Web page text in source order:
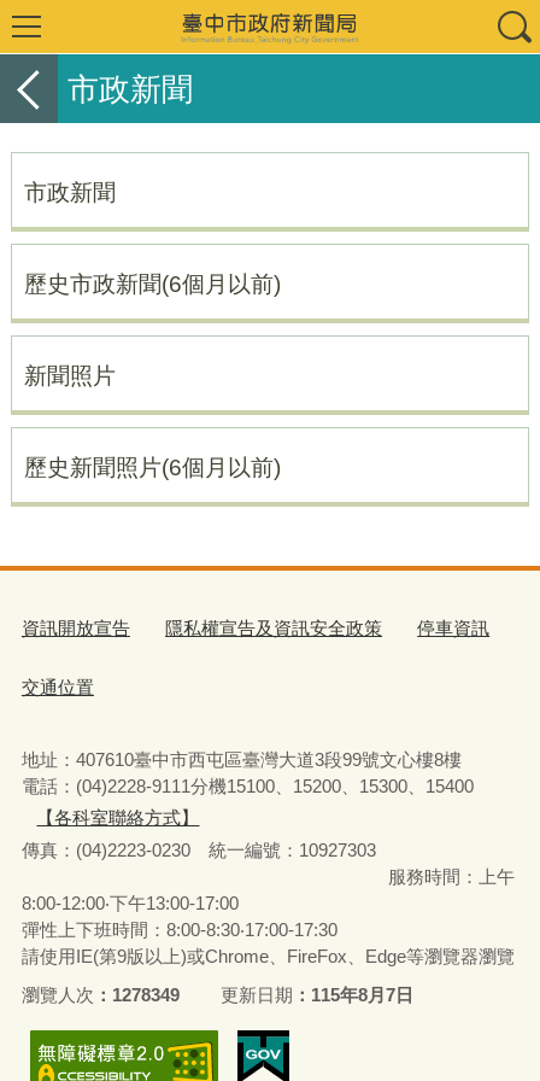
市政新聞
市政新聞
歷史市政新聞(6個月以前)
新聞照片
歷史新聞照片(6個月以前)
資訊開放宣告 隱私權宣告及資訊安全政策 停車資訊
交通位置
地址：407610臺中市西屯區臺灣大道3段99號文心樓8樓
電話：(04)2228-9111分機15100、15200、15300、15400
【各科室聯絡方式】
傳真：(04)2223-0230 統一編號 ： 10927303
服務時間：上午
8:00-12:00‧下午13:00-17:00
彈性上下班時間：8:00-8:30‧17:00-17:30
請使用IE(第9版以上)或Chrome、FireFox、Edge等瀏覽器瀏覽
瀏覽人次
1278349 更新日期 115年8月7日